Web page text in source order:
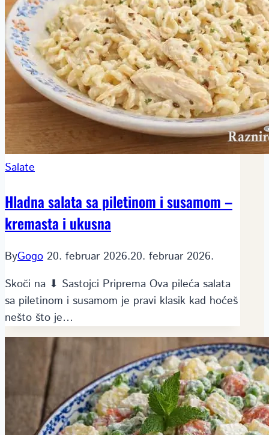
Salate
Hladna salata sa piletinom i susamom –
kremasta i ukusna
ByGogo 20. februar 2026.20. februar 2026.
Skoči na ⬇ Sastojci Priprema Ova pileća salata
sa piletinom i susamom je pravi klasik kad hoćeš
nešto što je…